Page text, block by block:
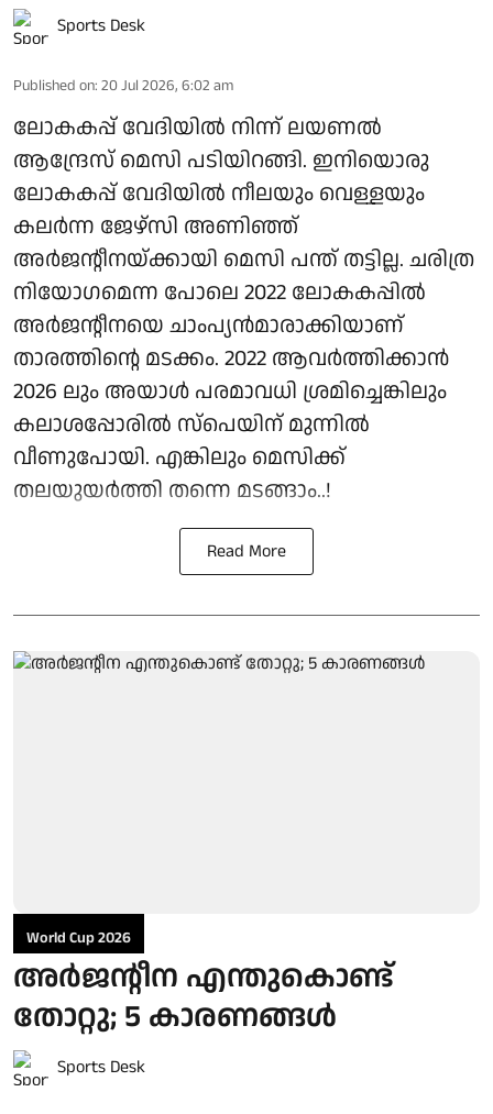
Sports Desk
Published on: 20 Jul 2026, 6:02 am
ലോകകപ്പ് വേദിയിൽ നിന്ന് ലയണൽ
ആന്ദ്രേസ് മെസി പടിയിറങ്ങി. ഇനിയൊരു
ലോകകപ്പ് വേദിയിൽ നീലയും വെള്ളയും
കലർന്ന ജേഴ്‌സി അണിഞ്ഞ്
അർജന്റീനയ്ക്കായി മെസി പന്ത് തട്ടില്ല. ചരിത്ര
നിയോഗമെന്ന പോലെ 2022 ലോകകപ്പിൽ
അർജന്റീനയെ ചാംപ്യൻമാരാക്കിയാണ്
താരത്തിന്റെ മടക്കം. 2022 ആവർത്തിക്കാൻ
2026 ലും അയാൾ പരമാവധി ശ്രമിച്ചെങ്കിലും
കലാശപ്പോരിൽ സ്‌പെയിന് മുന്നിൽ
വീണുപോയി. എങ്കിലും മെസിക്ക്
തലയുയർത്തി തന്നെ മടങ്ങാം..!
Read More
World Cup 2026
അര്‍ജന്റീന എന്തുകൊണ്ട്
തോറ്റു; 5 കാരണങ്ങള്‍
Sports Desk